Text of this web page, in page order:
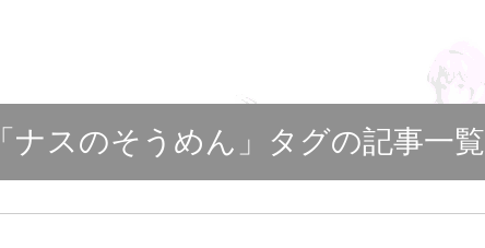
「ナスのそうめん」タグの記事一覧